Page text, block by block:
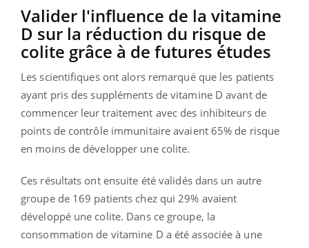
Valider l'influence de la vitamine
D sur la réduction du risque de
colite grâce à de futures études
Les scientifiques ont alors remarqué que les patients
ayant pris des suppléments de vitamine D avant de
commencer leur traitement avec des inhibiteurs de
points de contrôle immunitaire avaient 65% de risque
en moins de développer une colite.
Ces résultats ont ensuite été validés dans un autre
groupe de 169 patients chez qui 29% avaient
développé une colite. Dans ce groupe, la
consommation de vitamine D a été associée à une